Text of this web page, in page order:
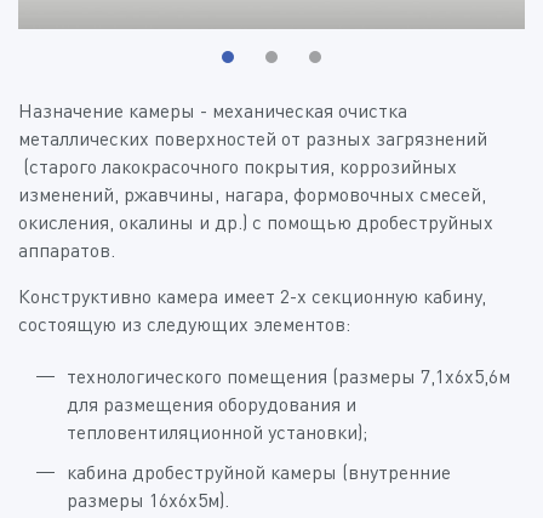
Назначение камеры - механическая очистка
металлических поверхностей от разных загрязнений
(старого лакокрасочного покрытия, коррозийных
изменений, ржавчины, нагара, формовочных смесей,
окисления, окалины и др.) с помощью дробеструйных
аппаратов.
Конструктивно камера имеет 2-х секционную кабину,
состоящую из следующих элементов:
технологического помещения (размеры 7,1x6х5,6м
для размещения оборудования и
тепловентиляционной установки);
кабина дробеструйной камеры (внутренние
размеры 16x6x5м).